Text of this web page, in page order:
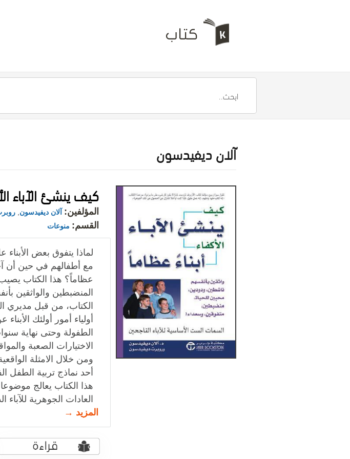
آلان ديفيدسون
كيف ينشئ الآباء
المؤلفين: آلان ديفيدسون
القسم: منوعات
لماذا يتفوق بعض الأبناء
مع أطفالهم في حين أن
عظاماً؟ هذا الكتاب
المنضبطين والواثقين
الكتاب، من قبل مديري
أولياء أمور أولئك
الطفولة وحتى نهاية
الاختيارات الصعبة
ومن خلال الامثلة
أحد نماذج تربية الطفل
هذا الكتاب يعالج
العادات الجوهرية للآباء
المزيد →